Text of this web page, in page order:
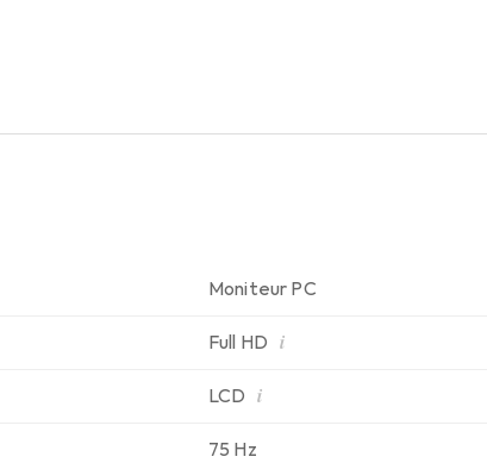
Moniteur PC
Full HD i
LCD i
75 Hz